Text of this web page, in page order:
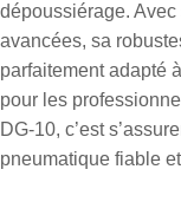
dépoussiérage.
avancées, sa
parfaitement adapté
pour les
DG-10, c’est
pneumatique fiable